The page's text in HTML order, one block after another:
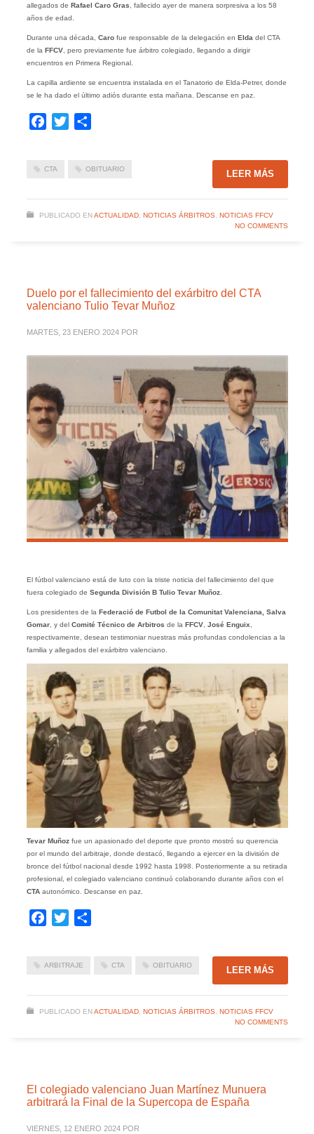
allegados de Rafael Caro Gras , fallecido ayer de manera sorpresiva a los 58
años de edad.
Durante una década, Caro fue responsable de la delegación en Elda del CTA
de la FFCV, pero previamente fue árbitro colegiado, llegando a dirigir
encuentros en Primera Regional.
La capilla ardiente se encuentra instalada en el Tanatorio de Elda-Petrer, donde
se le ha dado el último adiós durante esta mañana. Descanse en paz.
Facebook
Twitter
CTA OBITUARIO LEER MÁS
PUBLICADO EN ACTUALIDAD, NOTICIAS ÁRBITROS, NOTICIAS FFCV
NO COMMENTS
Duelo por el fallecimiento del exárbitro del CTA
valenciano Tulio Tevar Muñoz
MARTES, 23 ENERO 2024 POR
El fútbol valenciano está de luto con la triste noticia del fallecimiento del que
fuera colegiado de Segunda División B Tulio Tevar Muñoz.
Los presidentes de la Federació de Futbol de la Comunitat Valenciana, Salva
Gomar, y del Comité Técnico de Arbitros de la FFCV, José Enguix
respectivamente, desean testimoniar nuestras más profundas condolencias a la
familia y allegados del exárbitro valenciano.
Tevar Muñozfue un apasionado del deporte que pronto mostró su querencia
por el mundo del arbitraje, donde destacó, llegando a ejercer en la división de
bronce del fútbol nacional desde 1992 hasta 1998. Posteriormente a su retirada
profesional, el colegiado valenciano continuó colaborando durante años con el
CTA autonómico. Descanse en paz.
Facebook
Twitter
ARBITRAJE CTA OBITUARIO LEER MÁS
PUBLICADO EN ACTUALIDAD, NOTICIAS ÁRBITROS, NOTICIAS FFCV
NO COMMENTS
El colegiado valenciano Juan Martínez Munuera
arbitrará la Final de la Supercopa de España
VIERNES, 12 ENERO 2024 POR